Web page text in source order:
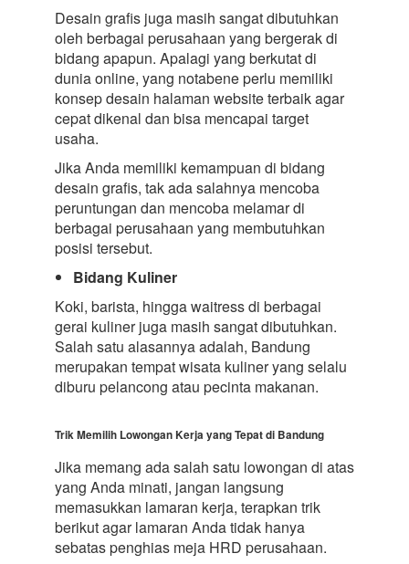
Desain grafis juga masih sangat dibutuhkan
oleh berbagai perusahaan yang bergerak di
bidang apapun. Apalagi yang berkutat di
dunia online, yang notabene perlu memiliki
konsep desain halaman website terbaik agar
cepat dikenal dan bisa mencapai target
usaha.
Jika Anda memiliki kemampuan di bidang
desain grafis, tak ada salahnya mencoba
peruntungan dan mencoba melamar di
berbagai perusahaan yang membutuhkan
posisi tersebut.
Bidang Kuliner
Koki, barista, hingga waitress di berbagai
gerai kuliner juga masih sangat dibutuhkan.
Salah satu alasannya adalah, Bandung
merupakan tempat wisata kuliner yang selalu
diburu pelancong atau pecinta makanan.
Trik Memilih Lowongan Kerja yang Tepat di Bandung
Jika memang ada salah satu lowongan di atas
yang Anda minati, jangan langsung
memasukkan lamaran kerja, terapkan trik
berikut agar lamaran Anda tidak hanya
sebatas penghias meja HRD perusahaan.